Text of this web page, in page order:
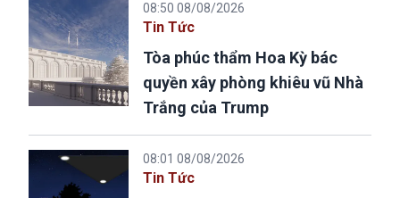
08:50 08/08/2026
Tin Tức
Tòa phúc thẩm Hoa Kỳ bác
quyền xây phòng khiêu vũ Nhà
Trắng của Trump
08:01 08/08/2026
Tin Tức